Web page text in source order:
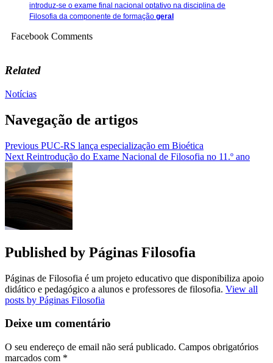
introduz-se o exame final nacional optativo na disciplina de
Filosofia da componente de formação geral
Facebook Comments
Related
Notícias
Navegação de artigos
Previous PUC-RS lança especialização em Bioética
Next Reintrodução do Exame Nacional de Filosofia no 11.º ano
Published by Páginas Filosofia
Páginas de Filosofia é um projeto educativo que disponibiliza apoio
didático e pedagógico a alunos e professores de filosofia. View all
posts by Páginas Filosofia
Deixe um comentário
O seu endereço de email não será publicado. Campos obrigatórios
marcados com *